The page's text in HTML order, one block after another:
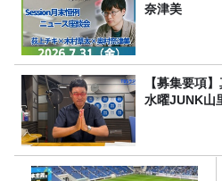
奈津美
【募集要項
水曜JUNK山